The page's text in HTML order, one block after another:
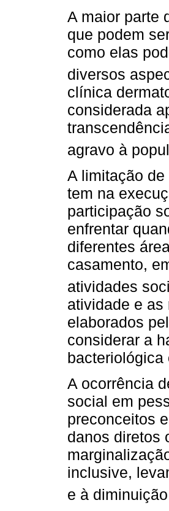
A maior parte
que podem
como elas
diversos
clínica
considerada
agravo à
A limitação
tem na
participação
enfrentar
diferentes
casamento,
atividades
atividade e
elaborados
considerar a
A ocorrência
social em
preconceitos
danos diretos
inclusive,
e à